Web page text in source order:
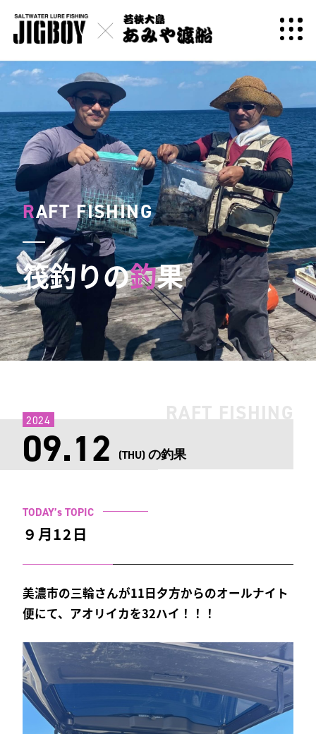
RAFT FISHING
筏釣りの釣果
RAFT FISHING
09.12 (THU) の釣果
2024
TODAY’s TOPIC
９月12日
美濃市の三輪さんが11日夕方からのオールナイト
便にて、アオリイカを32ハイ！！！